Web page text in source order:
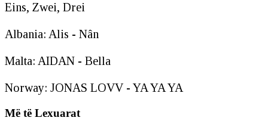
Eins, Zwei, Drei
Albania: Alis - Nân
Malta: AIDAN - Bella
Norway: JONAS LOVV - YA YA YA
Më të Lexuarat